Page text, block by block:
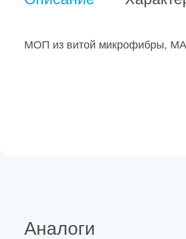
МОП из витой микрофибры,
Аналоги